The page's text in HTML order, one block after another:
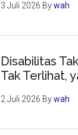
3 Juli 2026 Bywah
Disabilitas
Tak Terlihat,
2 Juli 2026 Bywah